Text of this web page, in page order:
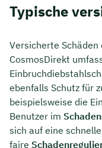
Typische
Versicherte
CosmosDirekt
ebenfalls Schutz für
beispielsweise die
Benutzer im
sich auf eine
faire